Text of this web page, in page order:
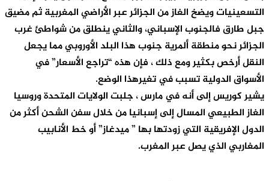
التسعينيات ويضخ الغاز من الجزائر عبر الأراضي المغربية ثم مضيق
جبل طارق فالجنوب الإسباني، والثاني ينطلق من شواطئ غرب
الجزائر نحو منطقة ألمرية جنوب هذا البلد الأوروبي مما يجعل
النقل أرخص بكثير ومع ذلك ، فإن هذه “تراجع الأسعار” في
الأسواق الدولية تسبب في تغيرهذا الوضع.
يشير كوريس إلى أنه في مارس ، جلبت الولايات المتحدة وروسيا
الغاز الطبيعي المسال إلى إسبانيا من خلال سفن الشحن أكثر من
الدول الإفريقية التي زودتها بها ” ميدغاز” أو خط الأنابيب
المغاربي الذي يصل عبر المغرب.